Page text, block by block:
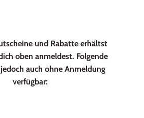
und Rabatte erhältst
oben anmeldest. Folgende
auch ohne Anmeldung
verfügbar: